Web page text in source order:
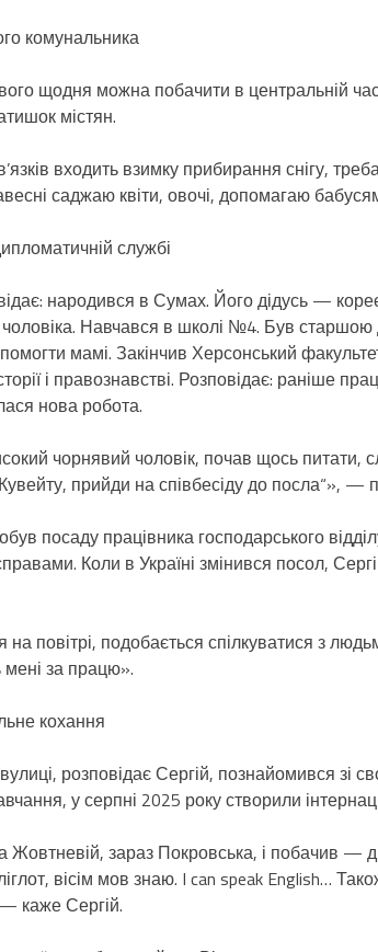
комунальника
щодня можна побачити в центральній
містян.
входить взимку прибирання снігу,
саджаю квіти, овочі, допомагаю
службі
народився в Сумах. Його дідусь —
чоловіка. Навчався в школі №4. Був
мамі. Закінчив Херсонський
і правознавстві. Розповідає: раніше
нова робота.
чорнявий чоловік, почав щось питати,
прийди на співбесіду до посла“», —
посаду працівника господарського
Коли в Україні змінився посол,
на повітрі, подобається спілкуватися з
за працю».
кохання
розповідає Сергій, познайомився зі
у серпні 2025 року створили
зараз Покровська, і побачив —
вісім мов знаю. I can speak English…
каже Сергій.